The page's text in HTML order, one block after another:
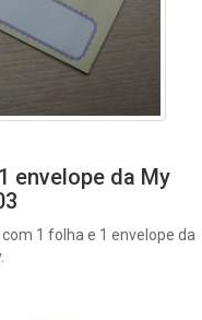
envelope da My
1 folha e 1 envelope da